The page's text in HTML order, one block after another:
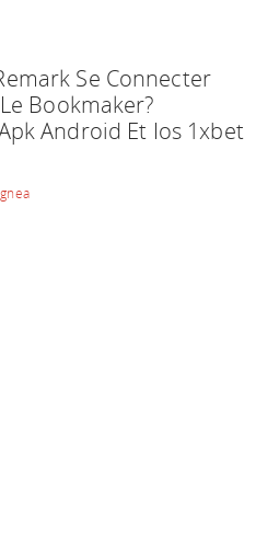
Se Connecter
Bookmaker?
Android Et Ios 1xbet